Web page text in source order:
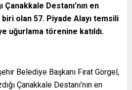
Çanakkale Destanı’nın en
olan 57. Piyade Alayı temsili
uğurlama törenine katıldı.
Belediye Başkanı Fırat Görgel,
Çanakkale Destanı’nın en